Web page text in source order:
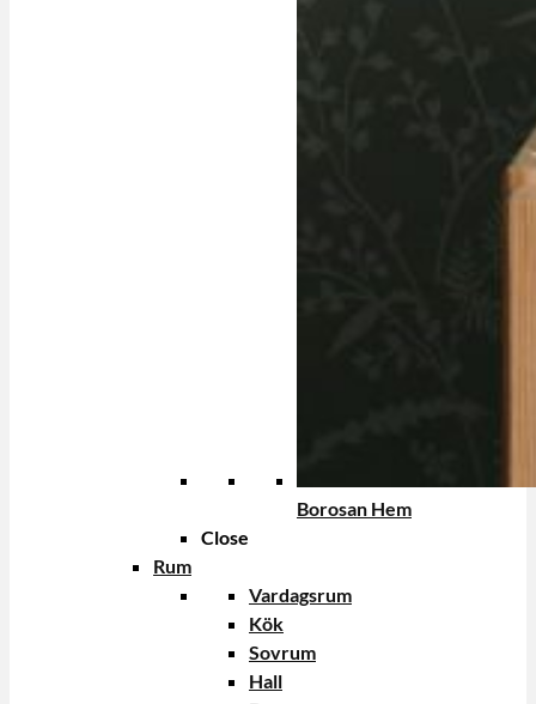
Borosan Hem
Close
Rum
Vardagsrum
Kök
Sovrum
Hall